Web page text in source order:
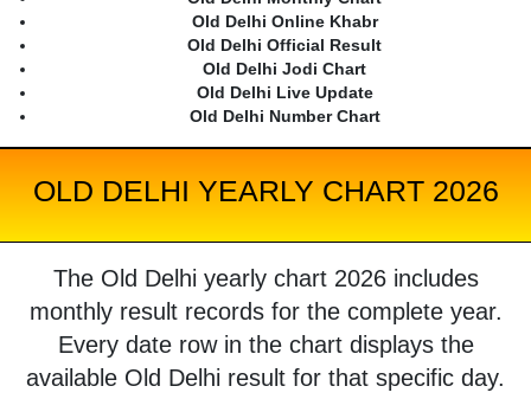
Old Delhi Online Khabr
Old Delhi Official Result
Old Delhi Jodi Chart
Old Delhi Live Update
Old Delhi Number Chart
OLD DELHI YEARLY CHART 2026
The Old Delhi yearly chart 2026 includes
monthly result records for the complete year.
Every date row in the chart displays the
available Old Delhi result for that specific day.